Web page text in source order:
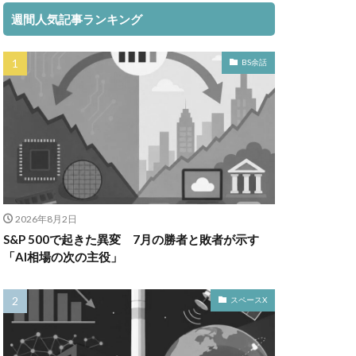
週間人気記事ランキング
BS余話
2026年8月2日
S&P 500で起きた異変 7月の勝者と敗者が示す
「AI相場の次の主役」
スペースX